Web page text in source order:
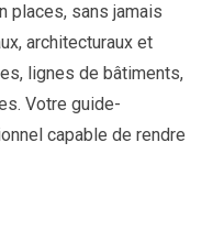
places, sans jamais
architecturaux et
lignes de bâtiments,
Votre guide-
capable de rendre